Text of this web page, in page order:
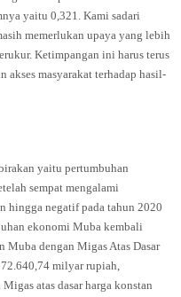
yaitu 0,321. Kami sadari
memerlukan upaya yang lebih
Ketimpangan ini harus terus
akses masyarakat terhadap hasil-
yaitu pertumbuhan
sempat mengalami
hingga negatif pada tahun 2020
ekonomi Muba kembali
Muba dengan Migas Atas Dasar
milyar rupiah,
atas dasar harga konstan